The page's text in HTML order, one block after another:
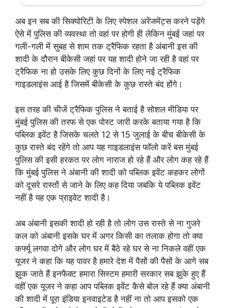
अब इन सब की सिक्योरिटी के लिए स्पेशल अरेंजमेंट्स करने पड़ेंगे
ऐसे में पुलिस की व्यवस्था तो वहां पर होगी ही लेकिन मुंबई जहां पर
गली-गली में सुबह से शाम तक ट्रैफिक रहता है अंबानी इस की
शादी के दौरान बीकेसी जहां पर यह शादी होने जा रही है वहां पर
ट्रैफिक ना हो उसके लिए कुछ दिनों के लिए नई ट्रैफिक
गाइडलाइंस आई है जिसमें बीकेसी के कुछ रास्ते बंद होंगे।
इस तरह की चीजें ट्रैफिक पुलिस ने बताई है सोशल मीडिया पर
मुंबई पुलिस की तरफ से एक पोस्ट जारी करके बताया गया है कि
पब्लिक इवेंट है जिसके चलते 12 से 15 जुलाई के बीच बीकेसी के
कुछ रास्ते बंद रहेंगे तो आप यह गाइडलाइंस फॉलो करें बस मुंबई
पुलिस की इसी हरकत पर लोग नाराज हो रहे हैं और लोग कह रहे हैं
कि मुंबई पुलिस ने अंबानी की शादी को पब्लिक इवेंट कहकर लोगों
को दूसरे रास्तों से जाने के लिए कह दिया जबकि ये पब्लिक इवेंट
नहीं है यह एक प्राइवेट शादी है।
अब अंबानी इसकी शादी हो रही है तो लोग उस रास्ते से ना गुजरे
कल को अंबानी इसके घर में अगर किसी का तलाक होगा तो क्या
कर्फ्यू लगवा दोगे और लोग घर में बैठे रहे घर से ना निकले वहीं एक
यूजर ने कहा कि यह पावर है हमारे देश में पैसों की पैसों के आगे सब
झुक जाते हैं इनफैक्ट हमारा सिस्टम हमारी सरकार सब झुके हुए हैं
वहीं एक यूजर ने कहा आप पब्लिक इवेंट कैसे बोल रहे हैं क्या अंबानी
की शादी में पूरा इंडिया इनवाइटेड है नहीं ना तो आप इसको एक